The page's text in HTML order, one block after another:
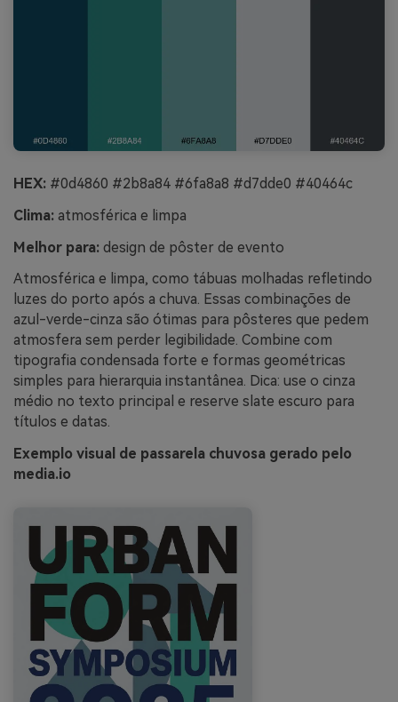
HEX: #0d4860 #2b8a84 #6fa8a8 #d7dde0 #40464c
Clima: atmosférica e limpa
Melhor para: design de pôster de evento
Atmosférica e limpa, como tábuas molhadas refletindo
luzes do porto após a chuva. Essas combinações de
azul-verde-cinza são ótimas para pôsteres que pedem
atmosfera sem perder legibilidade. Combine com
tipografia condensada forte e formas geométricas
simples para hierarquia instantânea. Dica: use o cinza
médio no texto principal e reserve slate escuro para
títulos e datas.
Exemplo visual de passarela chuvosa gerado pelo
media.io